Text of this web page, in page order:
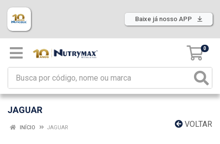
Baixe já nosso APP
0
JAGUAR
VOLTAR
INÍCIO JAGUAR